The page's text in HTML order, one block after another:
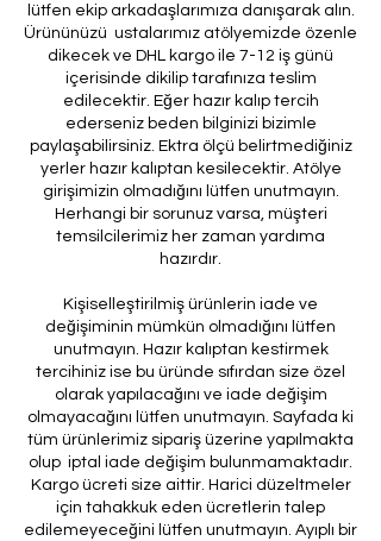
lütfen ekip arkadaşlarımıza danışarak alın.
Ürününüzü ustalarımız atölyemizde özenle
dikecek ve DHL kargo ile 7-12 iş günü
içerisinde dikilip tarafınıza teslim
edilecektir. Eğer hazır kalıp tercih
ederseniz beden bilginizi bizimle
paylaşabilirsiniz. Ektra ölçü belirtmediğiniz
yerler hazır kalıptan kesilecektir. Atölye
girişimizin olmadığını lütfen unutmayın.
Herhangi bir sorunuz varsa, müşteri
temsilcilerimiz her zaman yardıma
hazırdır.
Kişiselleştirilmiş ürünlerin iade ve
değişiminin mümkün olmadığını lütfen
unutmayın. Hazır kalıptan kestirmek
tercihiniz ise bu üründe sıfırdan size özel
olarak yapılacağını ve iade değişim
olmayacağını lütfen unutmayın. Sayfada ki
tüm ürünlerimiz sipariş üzerine yapılmakta
olup iptal iade değişim bulunmamaktadır.
Kargo ücreti size aittir. Harici düzeltmeler
için tahakkuk eden ücretlerin talep
edilemeyeceğini lütfen unutmayın. Ayıplı bir